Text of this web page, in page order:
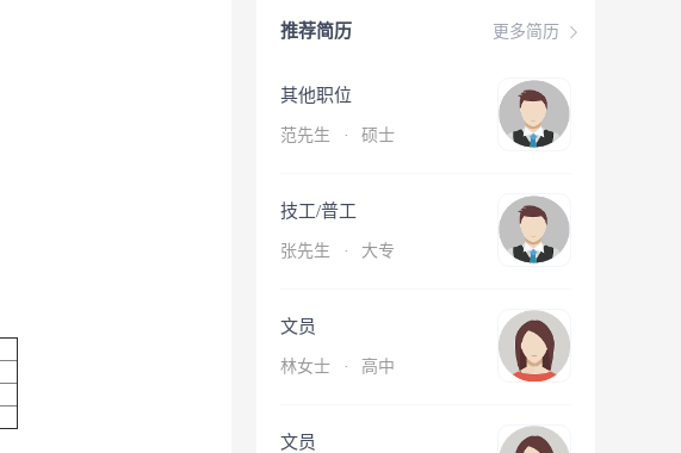
更多简历
推荐简历
其他职位
范先生 · 硕士
技工/普工
张先生 · 大专
文员
林女士 · 高中
文员